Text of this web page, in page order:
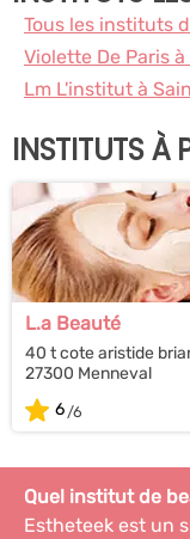
Tous les instituts
Violette De Paris
Lm L'institut à
INSTITUTS À
L.a Beauté
40 t cote aristide
27300 Menneval
6
Quel institut de
Estheteek est un